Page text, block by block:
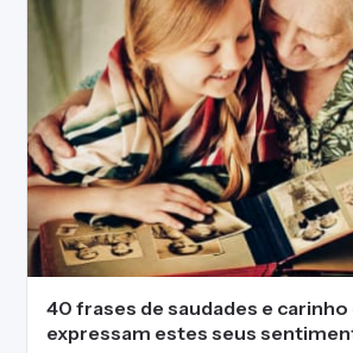
40 frases de saudades e carinho
expressam estes seus